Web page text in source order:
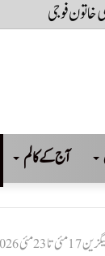
خاتون فوجی
آج کے کالم
مئی 2026